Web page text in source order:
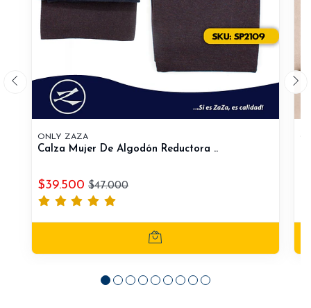
ONLY ZAZA
Calza Mujer De Algodón Reductora ..
$39.500 $47.000